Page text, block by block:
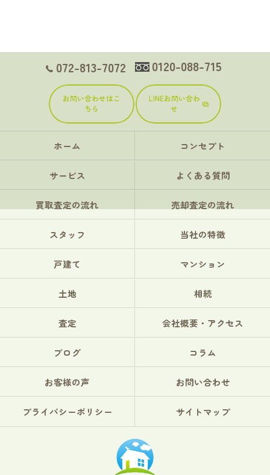
072-813-7072 0120-088-715
お問い合わせはこ
ちら
LINEお問い合わ
せ
ホーム コンセプト
サービス よくある質問
買取査定の流れ 売却査定の流れ
スタッフ 当社の特徴
戸建て マンション
土地 相続
査定 会社概要・アクセス
ブログ コラム
お客様の声 お問い合わせ
プライバシーポリシー サイトマップ